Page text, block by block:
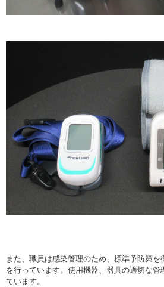
また、職員は感染管理のため、標準予防策
を行っています。使用機器、器具の適切な管
ています。